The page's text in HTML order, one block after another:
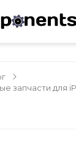
запчасти для